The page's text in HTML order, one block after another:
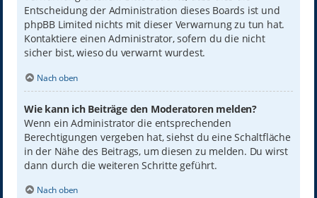
Entscheidung der Administration dieses Boards ist und
phpBB Limited nichts mit dieser Verwarnung zu tun hat.
Kontaktiere einen Administrator, sofern du die nicht
sicher bist, wieso du verwarnt wurdest.
Nach oben
Wie kann ich Beiträge den Moderatoren melden?
Wenn ein Administrator die entsprechenden
Berechtigungen vergeben hat, siehst du eine Schaltfläche
in der Nähe des Beitrags, um diesen zu melden. Du wirst
dann durch die weiteren Schritte geführt.
Nach oben